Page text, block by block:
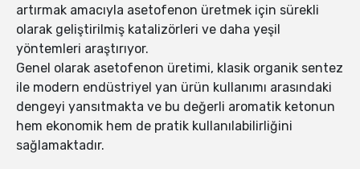
artırmak amacıyla asetofenon üretmek için sürekli
olarak geliştirilmiş katalizörleri ve daha yeşil
yöntemleri araştırıyor.
Genel olarak asetofenon üretimi, klasik organik sentez
ile modern endüstriyel yan ürün kullanımı arasındaki
dengeyi yansıtmakta ve bu değerli aromatik ketonun
hem ekonomik hem de pratik kullanılabilirliğini
sağlamaktadır.